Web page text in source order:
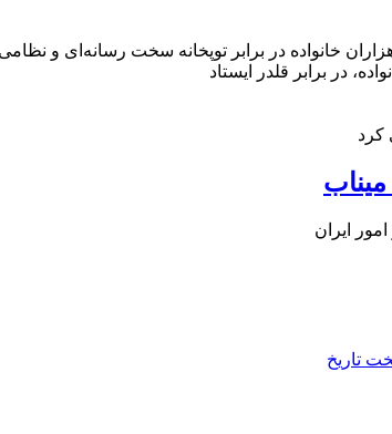
خانواده در برابر توپخانه سخت رسانه‌ای و
در برابر قلدر ایستاد
کرد
ایران
تاریخ